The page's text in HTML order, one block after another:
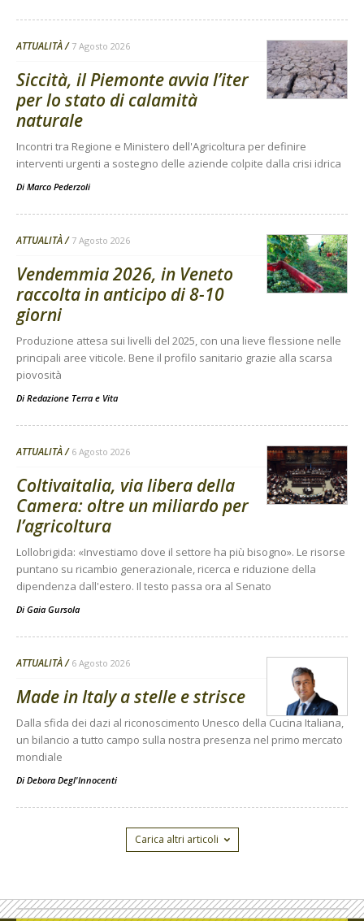
ATTUALITÀ 7 Agosto 2026
Siccità, il Piemonte avvia l’iter
per lo stato di calamità
naturale
Incontri tra Regione e Ministero dell'Agricoltura per definire
interventi urgenti a sostegno delle aziende colpite dalla crisi idrica
Di Marco Pederzoli
ATTUALITÀ 7 Agosto 2026
Vendemmia 2026, in Veneto
raccolta in anticipo di 8-10
giorni
Produzione attesa sui livelli del 2025, con una lieve flessione nelle
principali aree viticole. Bene il profilo sanitario grazie alla scarsa
piovosità
Di Redazione Terra e Vita
ATTUALITÀ 6 Agosto 2026
Coltivaitalia, via libera della
Camera: oltre un miliardo per
l’agricoltura
Lollobrigida: «Investiamo dove il settore ha più bisogno». Le risorse
puntano su ricambio generazionale, ricerca e riduzione della
dipendenza dall'estero. Il testo passa ora al Senato
Di Gaia Gursola
ATTUALITÀ 6 Agosto 2026
Made in Italy a stelle e strisce
Dalla sfida dei dazi al riconoscimento Unesco della Cucina Italiana,
un bilancio a tutto campo sulla nostra presenza nel primo mercato
mondiale
Di Debora Degl'Innocenti
Carica altri articoli